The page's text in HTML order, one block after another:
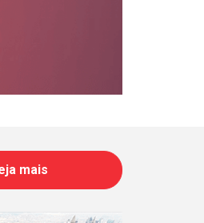
mais